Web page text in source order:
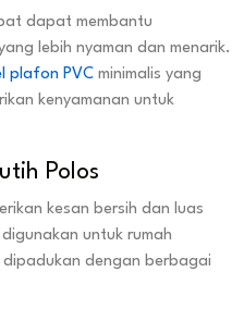
dapat membantu
lebih nyaman dan menarik.
plafon PVC minimalis yang
kenyamanan untuk
Polos
kesan bersih dan luas
untuk rumah
dipadukan dengan berbagai